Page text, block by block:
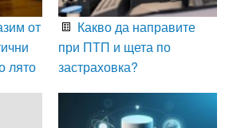
от
лято
Какво да направите
при ПТП и щета по
застраховка?